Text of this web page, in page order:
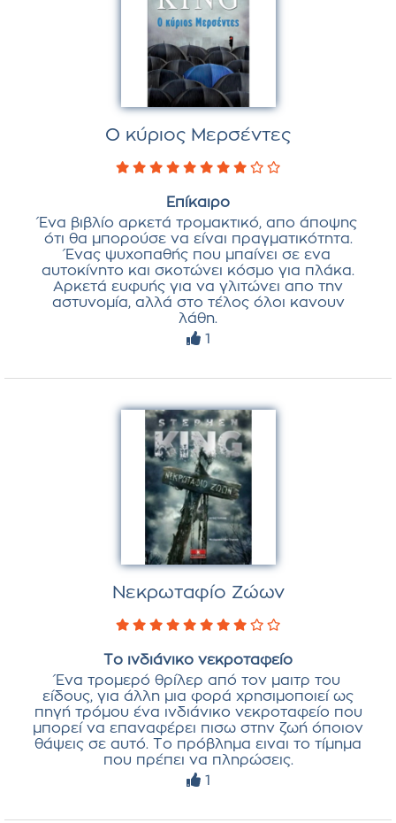
Ο κύριος Μερσέντες
Επίκαιρο
Ένα βιβλίο αρκετά τρομακτικό, απο άποψης
ότι θα μπορούσε να είναι πραγματικότητα.
Ένας ψυχοπαθής που μπαίνει σε ενα
αυτοκίνητο και σκοτώνει κόσμο για πλάκα.
Αρκετά ευφυής για να γλιτώνει απο την
αστυνομία, αλλά στο τέλος όλοι κανουν
λάθη.
1
Νεκρωταφίο Ζώων
Το ινδιάνικο νεκροταφείο
Ένα τρομερό θρίλερ από τον μαιτρ του
είδους, για άλλη μια φορά χρησιμοποιεί ως
πηγή τρόμου ένα ινδιάνικο νεκροταφείο που
μπορεί να επαναφέρει πισω στην ζωή όποιον
θάψεις σε αυτό. Το πρόβλημα ειναι το τίμημα
που πρέπει να πληρώσεις.
1